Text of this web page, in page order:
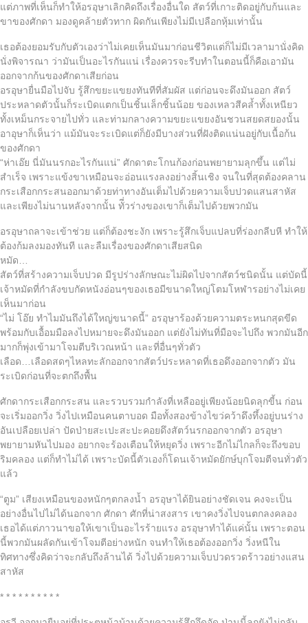
แต่ภาพที่เห็นก็ทำให้อรอุษาเลิกคิดถึงเรื่องอื่นใด สัตว์ที่เกาะติดอยู่กับก้นและ
ขาของศักดา มองดูคล้ายตัวทาก ผิดกันเพียงไม่มีเปลือกหุ้มเท่านั้น
เธอต้องยอมรับกับตัวเองว่าไม่เคยเห็นมันมาก่อนชีวิตแต่ก็ไม่มีเวลามานั่งคิด
นั่งพิจารณา ว่ามันเป็นอะไรกันแน่ เรื่องควรจะรีบทำในตอนนี้ก็คือเอามัน
ออกจากก้นของศักดาเสียก่อน
อรอุษายื่นมือไปจับ รู้สึกขยะแขยงทันทีที่สัมผัส แต่ก่อนจะดึงมันออก สัตว์
ประหลาดตัวนั้นก็ระเบิดแตกเป็นชิ้นเล็กชิ้นน้อย ของเหลวสีคล้ำทั้งเหนียว
ทั้งเหม็นกระจายไปทั่ว และท่ามกลางความขยะแขยงอันชวนสยดสยองนั้น
อาอุษาก็เห็นว่า แม้มันจะระเบิดแต่ก็ยังมีบางส่วนที่ฝังติดแน่นอยู่กับเนื้อก้น
ของศักดา
“ห่าเอ๊ย นี่มันนรกอะไรกันแน่” ศักดาตะโกนก้องก่อนพยายามลุกขึ้น แต่ไม่
สำเร็จ เพราะแข้งขาเหมือนจะอ่อนแรงลงอย่างสิ้นเชิง จนในที่สุดต้องคลาน
กระเสือกกระสนออกมาด้วยท่าทางอันเต็มไปด้วยความเจ็บปวดแสนสาหัส
และเพียงไม่นานหลังจากนั้น ทัี่วร่างของเขาก็เต็มไปด้วยพวกมัน
อรอุษาถลาจะเข้าช่วย แต่ก็ต้องชะงัก เพราะรู้สึกเจ็บแปลบที่ร่องกลีบหี ทำให้
ต้องก้มลงมองทันที และลืมเรื่องของศักดาเสียสนิด
หมัด…
สัตว์ที่สร้างความเจ็บปวด มีรูปร่างลักษณะไม่ผิดไปจากสัตว์ชนิดนั้น แต่บัดนี้
เจ้าหมัดที่กำลังขบกัดหนังอ่อนๆของเธอมีขนาดใหญ่โตมโหฬารอย่างไม่เคย
เห็นมาก่อน
“ไม่ โอ๊ย ทำไมมันถึงได้ใหญ่ขนาดนี้” อรอุษาร้องด้วยความตระหนกสุดขีด
พร้อมกับเอื้อมมือลงไปหมายจะดึงมันออก แต่ยังไม่ทันที่มือจะไปถึง พวกมันอีก
มากก็พุ่งเข้ามาโจมตีบริเวณหน้า และที่อื่นๆทั่วตัว
เลือด…เลือดสดๆไหลทะลักออกจากสัตว์ประหลาดที่เธอดึงออกจากตัว มัน
ระเบิดก่อนที่จะตกถึงพื้น
ศักดากระเสือกกระสน และรวบรวมกำลังที่เหลืออยู่เพียงน้อยนิดลุกขี้น ก่อน
จะเริ่มออกวิ่ง วิ่งไปเหมือนคนตาบอด มือทั้งสองข้างไขว่คว้าดึงทึ้งอยู่บนร่าง
อันเปลือยเปล่า ปัดป่ายสะเปะสะปะคอยดึงสัตว์นรกออกจากตัว อรอุษา
พยายามหันไปมอง อยากจะร้องเตือนให้หยุดวิ่ง เพราะอีกไม่ไกลก็จะถึงขอบ
ริมคลอง แต่ก็ทำไม่ได้ เพราะบัดนี้ตัวเองก็โดนเจ้าหมัดยักษ์บุกโจมตีจนทั่วตัว
แล้ว
“ตูม” เสียงเหมือนของหนักๆตกลงน้ำ อรอุษาได้ยินอย่างชัดเจน คงจะเป็น
อย่างอื่นไปไม่ได้นอกจาก ศักดา ศักที่น่าสงสาร เขาคงวิ่งไปจนตกลงคลอง
เธอได้แต่ภาวนาขอให้เขาเป็นอะไรร้ายแรง อรอุษาทำได้แค่นั้น เพราะตอน
นี้พวกมันผลัดกันเข้าโจมตีอย่างหนัก จนทำให้เธอต้องออกวิ่ง วิ่งหนีใน
ทิศทางซึ่งคิดว่าจะกลับถึงล้านได้ วิ่งไปด้วยความเจ็บปวดรวดร้าวอย่างแสน
สาหัส
* * * * * * * * * *